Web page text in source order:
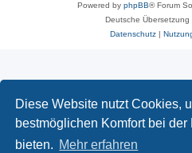
Diese Website nutzt Cookies,
bestmöglichen Komfort bei der
bieten. Mehr erfahren
Powered by phpBB® Forum
Deutsche Übersetzung
Datenschutz|